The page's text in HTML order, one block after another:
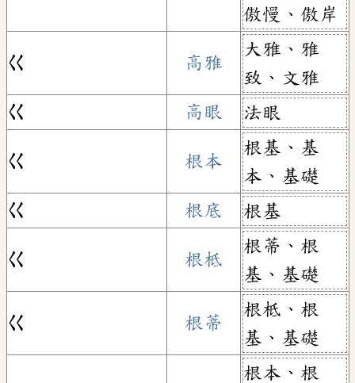
傲慢、傲岸
ㄍ 高雅
大雅、雅
致、文雅
ㄍ
高眼 法眼
ㄍ 根本
根基、基
本、基礎
ㄍ
根底 根基
ㄍ 根柢
根蒂、根
基、基礎
ㄍ 根蒂
根柢、根
基、基礎
根本、根